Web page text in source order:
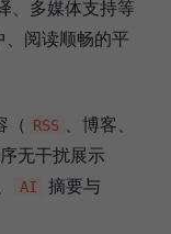
、多媒体支持等
阅读顺畅的平
（ RSS 、博客、
无干扰展示
AI 摘要与